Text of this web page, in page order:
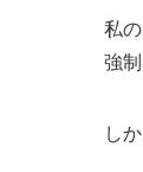
私
強
しか